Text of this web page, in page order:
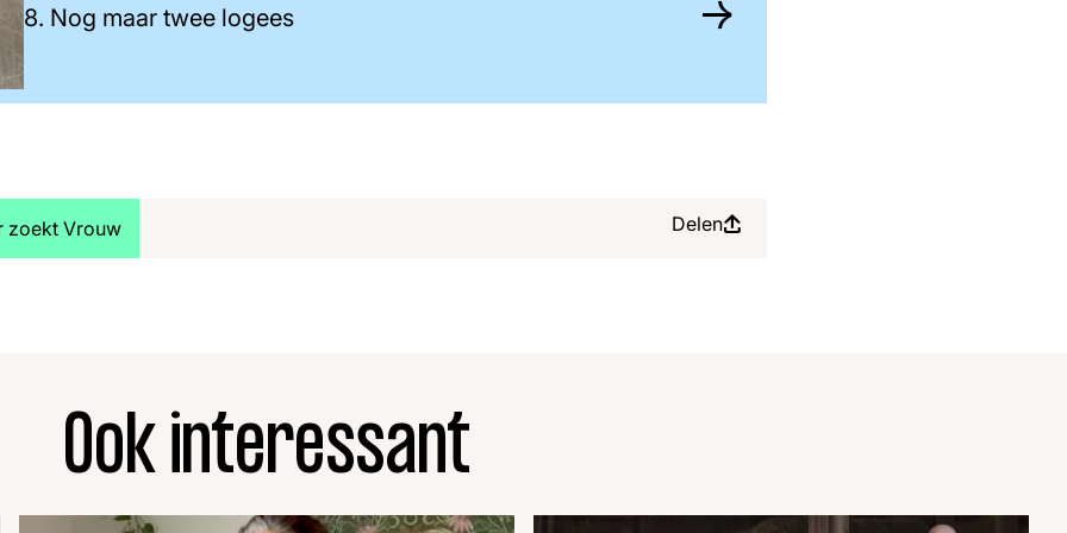
8. Nog maar twee logees
meer artikelen over:
zoekt Vrouw Delen
Ook interessant